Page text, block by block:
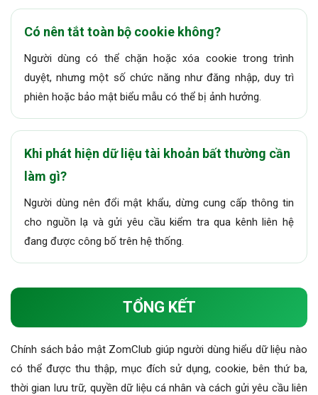
Có nên tắt toàn bộ cookie không?
Người dùng có thể chặn hoặc xóa cookie trong trình
duyệt, nhưng một số chức năng như đăng nhập, duy trì
phiên hoặc bảo mật biểu mẫu có thể bị ảnh hưởng.
Khi phát hiện dữ liệu tài khoản bất thường cần
làm gì?
Người dùng nên đổi mật khẩu, dừng cung cấp thông tin
cho nguồn lạ và gửi yêu cầu kiểm tra qua kênh liên hệ
đang được công bố trên hệ thống.
TỔNG KẾT
Chính sách bảo mật ZomClub giúp người dùng hiểu dữ liệu nào
có thể được thu thập, mục đích sử dụng, cookie, bên thứ ba,
thời gian lưu trữ, quyền dữ liệu cá nhân và cách gửi yêu cầu liên